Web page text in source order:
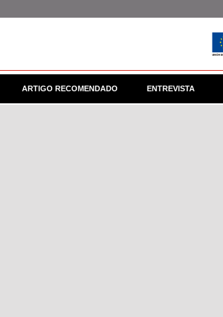
ARTIGO RECOMENDADO ENTREVISTA